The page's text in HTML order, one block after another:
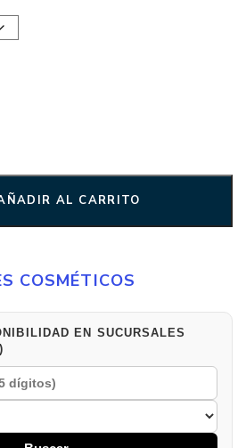
AL CARRITO
COSMÉTICOS
EN SUCURSALES